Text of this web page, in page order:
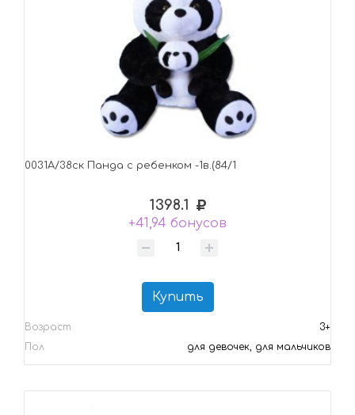
0031А/38ск Панда с ребенком -1в.(84/1
1398.1
+41,94 бонусов
Купить
Возраст
3+
Пол
для девочек, для мальчиков